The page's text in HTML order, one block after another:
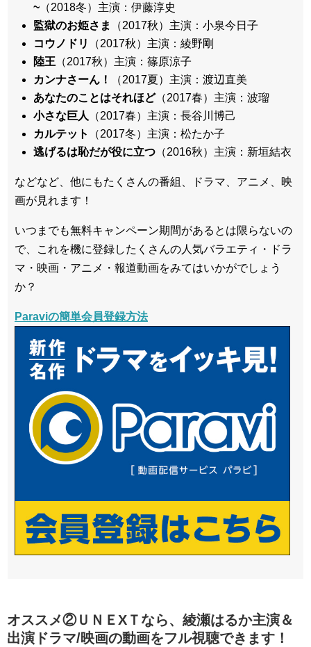
~ （2018冬）主演：伊藤淳史
監獄のお姫さま
（2017秋）主演：小泉今日子
コウノドリ
（2017秋）主演：綾野剛
陸王 （2017秋）主演：篠原涼子
カンナさーん！
（2017夏）主演：渡辺直美
あなたのことはそれほど（2017春）主演：波瑠
小さな巨人
（2017春）主演：長谷川博己
カルテット
（2017冬）主演：松たか子
逃げるは恥だが役に立つ （2016秋）主演：新垣結衣
などなど、他にもたくさんの番組、ドラマ、アニメ、映
画が見れます！
いつまでも無料キャンペーン期間があるとは限らないの
で、これを機に登録したくさんの人気バラエティ・ドラ
マ・映画・アニメ・報道動画をみてはいかがでしょう
か？
Paraviの簡単会員登録方法
オススメ②ＵＮＥXＴなら、 綾瀬はるか主演＆
出演ドラマ/映画の動画をフル視聴できます！